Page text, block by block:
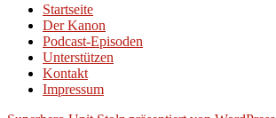
Startseite
Der Kanon
Podcast-Episoden
Unterstützen
Kontakt
Impressum